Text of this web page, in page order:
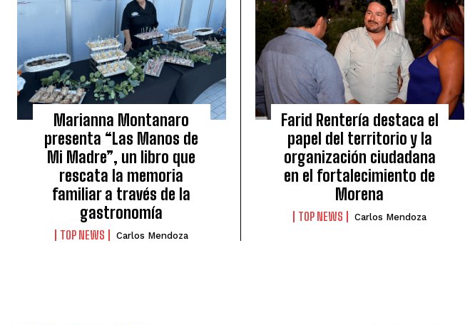
Marianna Montanaro
presenta “Las Manos de
Mi Madre”, un libro que
rescata la memoria
familiar a través de la
gastronomía
TOP NEWS Carlos Mendoza
Farid Rentería destaca el
papel del territorio y la
organización ciudadana
en el fortalecimiento de
Morena
TOP NEWS Carlos Mendoza